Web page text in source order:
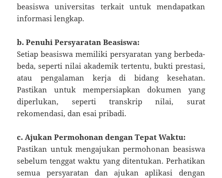
beasiswa universitas terkait untuk mendapatkan
informasi lengkap.
b. Penuhi Persyaratan Beasiswa:
Setiap beasiswa memiliki persyaratan yang berbeda-
beda, seperti nilai akademik tertentu, bukti prestasi,
atau pengalaman kerja di bidang kesehatan.
Pastikan untuk mempersiapkan dokumen yang
diperlukan, seperti transkrip nilai, surat
rekomendasi, dan esai pribadi.
c. Ajukan Permohonan dengan Tepat Waktu:
Pastikan untuk mengajukan permohonan beasiswa
sebelum tenggat waktu yang ditentukan. Perhatikan
semua persyaratan dan ajukan aplikasi dengan